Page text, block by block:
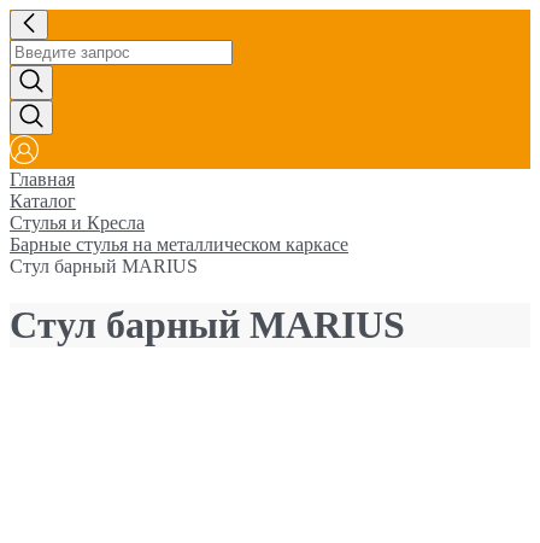
Главная
Каталог
Стулья и Кресла
Барные стулья на металлическом каркасе
Стул барный MARIUS
Стул барный MARIUS